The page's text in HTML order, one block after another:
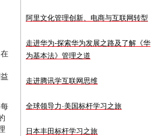
阿里文化管理创新、电商与互联网转型
走进华为-探索华为发展之路及了解《华
为基本法》管理之道
走进腾讯学互联网思维
全球领导力·美国标杆学习之旅
日本丰田标杆学习之旅